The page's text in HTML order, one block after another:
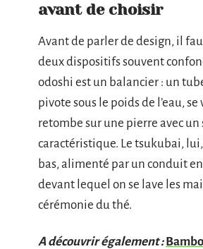
avant de choisir
Avant de parler de design, il
deux dispositifs souvent
odoshi est un balancier : un
pivote sous le poids de l’eau, se
retombe sur une pierre avec un
caractéristique. Le tsukubai,
bas, alimenté par un conduit
devant lequel on se lave les
cérémonie du thé.
A découvrir également :